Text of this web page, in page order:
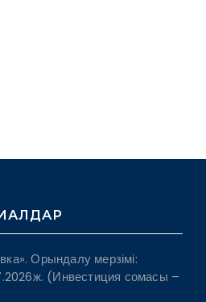
Орындалу мерзімі:
(Инвестиция сомасы –